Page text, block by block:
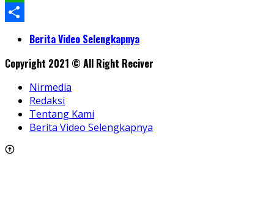
WhatsApp
ShareBerita Video Selengkapnya
Copyright 2021 © All Right Reciver
Nirmedia
Redaksi
Tentang Kami
Berita Video Selengkapnya